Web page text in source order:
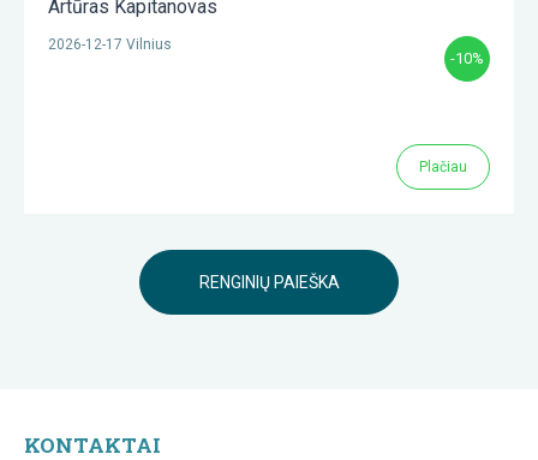
Artūras Kapitanovas
2026-12-17 Vilnius
-10%
Plačiau
RENGINIŲ PAIEŠKA
KONTAKTAI